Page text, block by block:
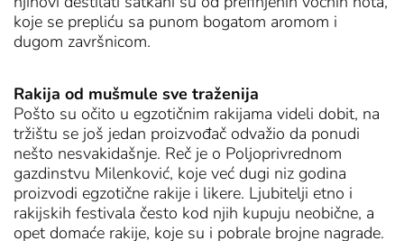
koje se prepliću sa punom bogatom aromom i
dugom završnicom.
Rakija od mušmule sve traženija
Pošto su očito u egzotičnim rakijama videli dobit, na
tržištu se još jedan proizvođač odvažio da ponudi
nešto nesvakidašnje. Reč je o Poljoprivrednom
gazdinstvu Milenković, koje već dugi niz godina
proizvodi egzotične rakije i likere. Ljubitelji etno i
rakijskih festivala često kod njih kupuju neobične, a
opet domaće rakije, koje su i pobrale brojne nagrade.